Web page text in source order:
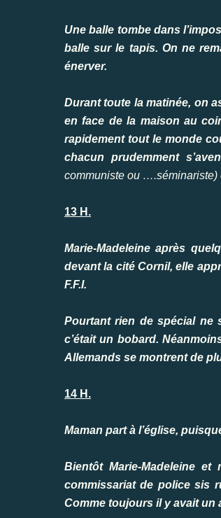
Une balle tombe dans
balle sur le tapis. On ne
énerver.
Durant toute la matinée, on
en face de la maison au
rapidement tout le monde
chacun prudemment
communiste ou ….séminariste)
13 H.
Marie-Madeleine après
devant la cité Cornil, elle
F.F.I.
Pourtant rien de spécial ne
c’était un bobard.
Allemands se montrent de
14 H.
Maman part à l’église,
Bientôt Marie-Madeleine
commissariat de police sis
Comme toujours il y avait un